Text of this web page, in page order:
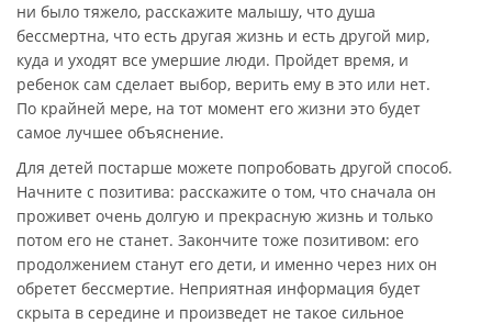
ни было тяжело, расскажите малышу, что душа
бессмертна, что есть другая жизнь и есть другой мир,
куда и уходят все умершие люди. Пройдет время, и
ребенок сам сделает выбор, верить ему в это или нет.
По крайней мере, на тот момент его жизни это будет
самое лучшее объяснение.
Для детей постарше можете попробовать другой способ.
Начните с позитива: расскажите о том, что сначала он
проживет очень долгую и прекрасную жизнь и только
потом его не станет. Закончите тоже позитивом: его
продолжением станут его дети, и именно через них он
обретет бессмертие. Неприятная информация будет
скрыта в середине и произведет не такое сильное